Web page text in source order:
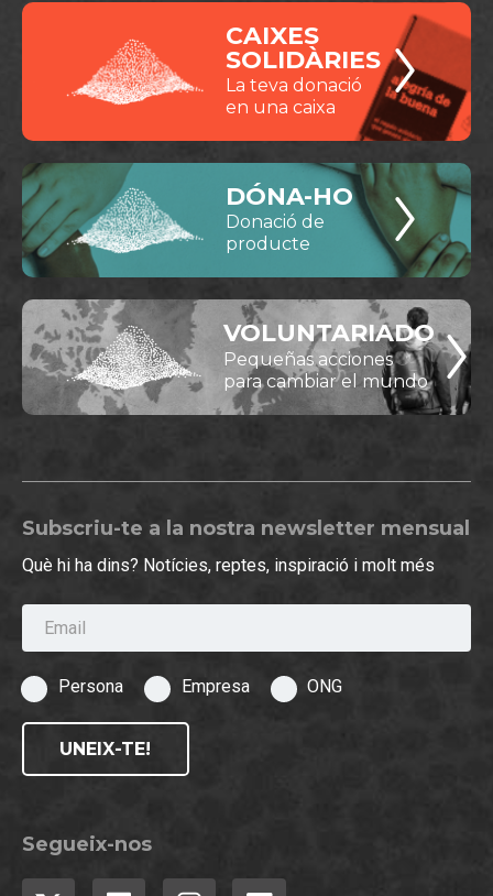
CAIXES
SOLIDÀRIES
La teva donació
en una caixa
DÓNA-HO
Donació de
producte
VOLUNTARIADO
Pequeñas acciones
para cambiar el mundo
Subscriu-te a la nostra newsletter mensual
Què hi ha dins? Notícies, reptes, inspiració i molt més
Email
Persona Empresa ONG
UNEIX-TE!
Segueix-nos